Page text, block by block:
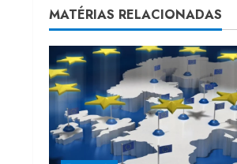
t
i
n
u
e
MATÉRIAS RELACIONADAS